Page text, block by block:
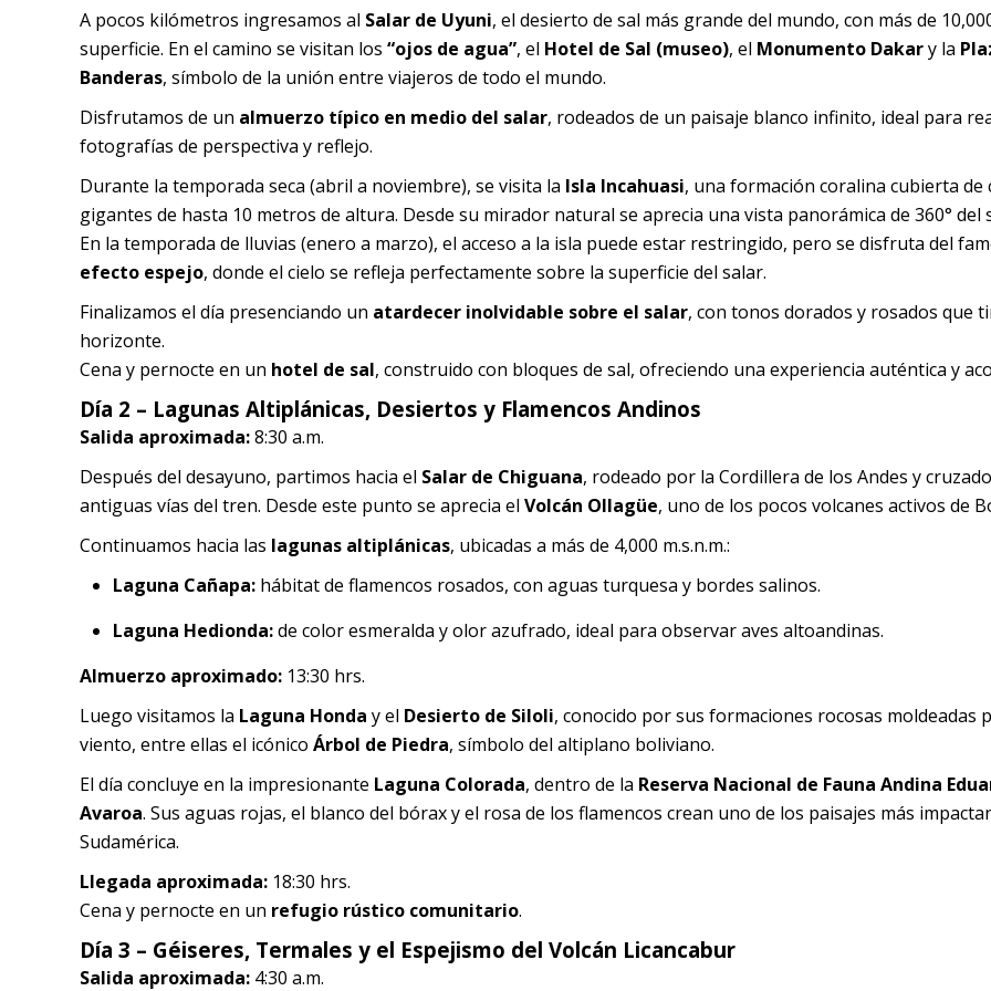
A pocos kilómetros ingresamos al Salar de Uyuni, el desierto de sal más grande del mundo, con más de
superficie. En el camino se visitan los “ojos de agua”, el Hotel de Sal (museo), el Monumento Dakary la
Banderas, símbolo de la unión entre viajeros de todo el mundo.
Disfrutamos de un almuerzo típico en medio del salar, rodeados de un paisaje blanco infinito, ideal para
fotografías de perspectiva y reflejo.
Durante la temporada seca (abril a noviembre), se visita la Isla Incahuasi, una formación coralina cubierta de
gigantes de hasta 10 metros de altura. Desde su mirador natural se aprecia una vista panorámica de 360° del
En la temporada de lluvias (enero a marzo), el acceso a la isla puede estar restringido, pero se disfruta del
efecto espejo, donde el cielo se refleja perfectamente sobre la superficie del salar.
Finalizamos el día presenciando un atardecer inolvidable sobre el salar, con tonos dorados y rosados que
horizonte.
Cena y pernocte en un hotel de sal, construido con bloques de sal, ofreciendo una experiencia auténtica y
Día 2 – Lagunas Altiplánicas, Desiertos y Flamencos Andinos
Salida aproximada:8:30 a.m.
Después del desayuno, partimos hacia el Salar de Chiguana, rodeado por la Cordillera de los Andes y
antiguas vías del tren. Desde este punto se aprecia el Volcán Ollagüe, uno de los pocos volcanes activos de
Continuamos hacia las lagunas altiplánicas, ubicadas a más de 4,000 m.s.n.m.:
Laguna Cañapa: hábitat de flamencos rosados, con aguas turquesa y bordes salinos.
Laguna Hedionda:de color esmeralda y olor azufrado, ideal para observar aves altoandinas.
Almuerzo aproximado: 13:30 hrs.
Luego visitamos la Laguna Honda y el Desierto de Siloli, conocido por sus formaciones rocosas moldeadas
viento, entre ellas el icónico Árbol de Piedra, símbolo del altiplano boliviano.
El día concluye en la impresionante Laguna Colorada, dentro de la Reserva Nacional de Fauna Andina
Avaroa. Sus aguas rojas, el blanco del bórax y el rosa de los flamencos crean uno de los paisajes más
Sudamérica.
Llegada aproximada: 18:30 hrs.
Cena y pernocte en un refugio rústico comunitario.
Día 3 – Géiseres, Termales y el Espejismo del Volcán Licancabur
Salida aproximada: 4:30 a.m.